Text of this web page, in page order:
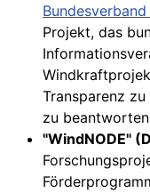
Projekt, das
Transparenz
zu
"WindNODE"